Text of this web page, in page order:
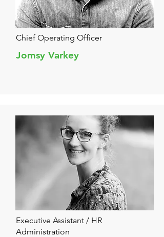
Chief Operating Officer
Jomsy Varkey
Executive Assistant / HR
Administration